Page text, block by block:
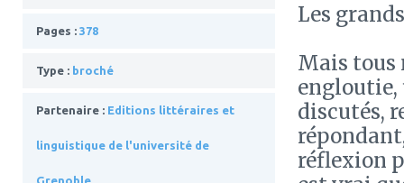
Pages : 378
Type : broché
Partenaire : Editions littéraires et
linguistique de l'université de
Grenoble
Les
Mais tous
engloutie,
discutés,
réflexion